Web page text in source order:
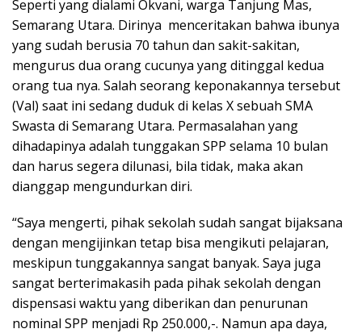
Seperti yang dialami Okvani, warga Tanjung Mas,
Semarang Utara. Dirinya menceritakan bahwa ibunya
yang sudah berusia 70 tahun dan sakit-sakitan,
mengurus dua orang cucunya yang ditinggal kedua
orang tua nya. Salah seorang keponakannya tersebut
(Val) saat ini sedang duduk di kelas X sebuah SMA
Swasta di Semarang Utara. Permasalahan yang
dihadapinya adalah tunggakan SPP selama 10 bulan
dan harus segera dilunasi, bila tidak, maka akan
dianggap mengundurkan diri.
“Saya mengerti, pihak sekolah sudah sangat bijaksana
dengan mengijinkan tetap bisa mengikuti pelajaran,
meskipun tunggakannya sangat banyak. Saya juga
sangat berterimakasih pada pihak sekolah dengan
dispensasi waktu yang diberikan dan penurunan
nominal SPP menjadi Rp 250.000,-. Namun apa daya,